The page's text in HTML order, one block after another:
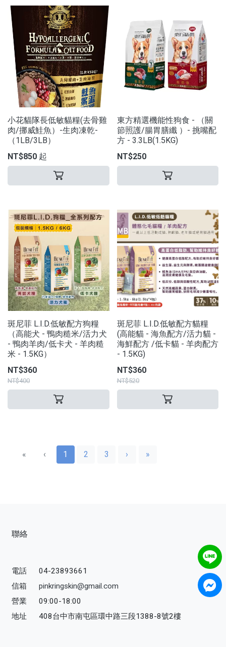
小花貓隊長低敏貓糧(去骨雞
肉/挪威鮭魚）-生肉凍乾-
（1LB/3LB）
NT$850 起
東方精選機能性狗食 - （關
節照護/腸胃膳纖 ）- 挑嘴配
方 - 3.3LB(1.5KG)
NT$250
斑尼菲 L.I.D.低敏配方狗糧
（高能犬 - 鴨肉糙米/活力犬
- 鴨肉羊肉/低卡犬 - 羊肉糙
米 - 1.5KG）
NT$360
NT$400
斑尼菲 L.I.D.低敏配方貓糧
(高能貓 - 海魚配方/活力貓 -
海鮮配方 /低卡貓 - 羊肉配方
- 1.5KG)
NT$360
NT$520
« ‹ 1 2 3 › »
聯絡
電話
04-23893661
信箱
pinkringskin@gmail.com
營業
09:00-18:00
地址
408台中市南屯區環中路三段1388-8號2樓